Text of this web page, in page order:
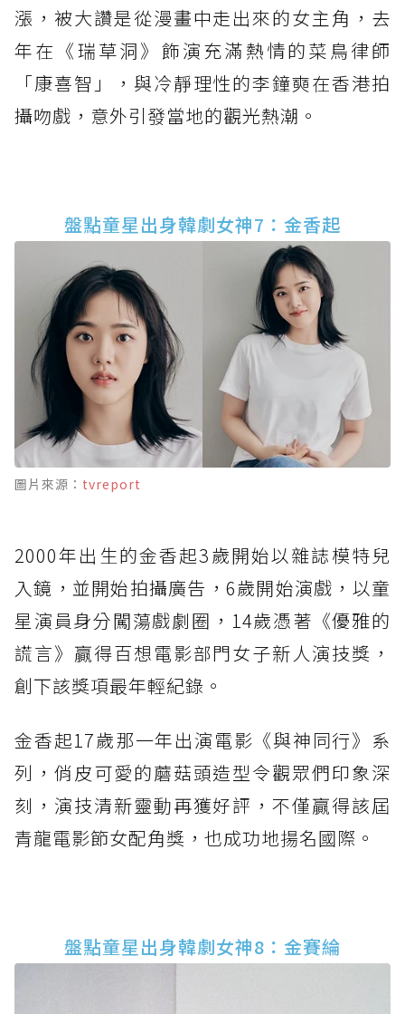
漲，被大讚是從漫畫中走出來的女主角，去
年在《瑞草洞》飾演充滿熱情的菜鳥律師
「康喜智」，與冷靜理性的李鐘奭在香港拍
攝吻戲，意外引發當地的觀光熱潮。
盤點童星出身韓劇女神7：金香起
圖片來源： tvreport
2000年出生的金香起3歲開始以雜誌模特兒
入鏡，並開始拍攝廣告，6歲開始演戲，以童
星演員身分闖蕩戲劇圈，14歲憑著《優雅的
謊言》贏得百想電影部門女子新人演技獎，
創下該獎項最年輕紀錄。
金香起17歲那一年出演電影《與神同行》系
列，俏皮可愛的蘑菇頭造型令觀眾們印象深
刻，演技清新靈動再獲好評，不僅贏得該屆
青龍電影節女配角獎，也成功地揚名國際。
盤點童星出身韓劇女神8：金賽綸